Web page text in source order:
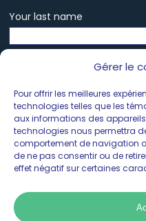
Gérer le
Pour offrir les meilleures
technologies telles que les
aux informations des
technologies nous permettra
comportement de navigation
de ne pas consentir ou de
effet négatif sur certaines
Your last name
Your phone number
Your email
Your message/comment